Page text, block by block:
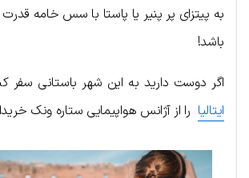
به پیتزای پر پنیر یا پاستا با سس خامه
باشد!
اگر دوست دارید به این شهر باستانی سفر
ایتالیا را از آژانس هواپیمایی ستاره ونک